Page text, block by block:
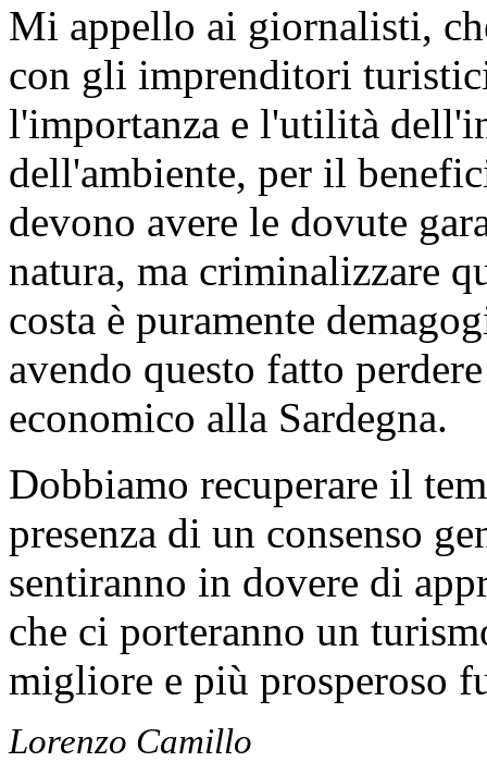
Mi appello ai giornalisti,
con gli imprenditori
l'importanza e l'utilità
dell'ambiente, per il
devono avere le dovute
natura, ma criminalizzare
costa è puramente
avendo questo fatto
economico alla Sardegna.
Dobbiamo recuperare il
presenza di un consenso
sentiranno in dovere di
che ci porteranno un
migliore e più prosperoso
Lorenzo Camillo